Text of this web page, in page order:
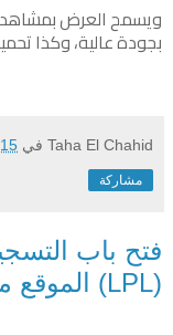
ويسمح العرض
بجودة عالية، وكذا
Taha El Chahid في
مشاركة
فتح باب
(LPL) الموقع مفتوح الآن